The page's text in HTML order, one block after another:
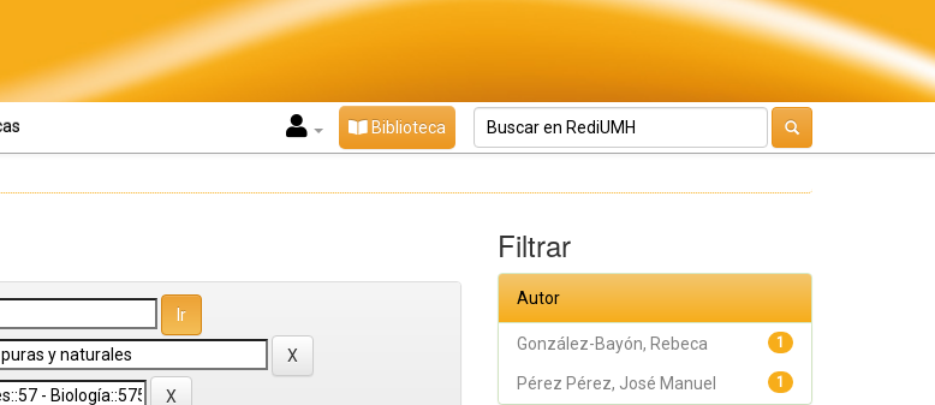
Biblioteca
Filtrar
Autor
1
González-Bayón, Rebeca
1
Pérez Pérez, José Manuel